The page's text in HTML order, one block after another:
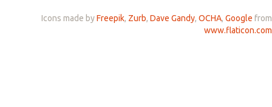
Icons made byFreepik, Zurb, Dave Gandy, OCHA, Google from
www.flaticon.com